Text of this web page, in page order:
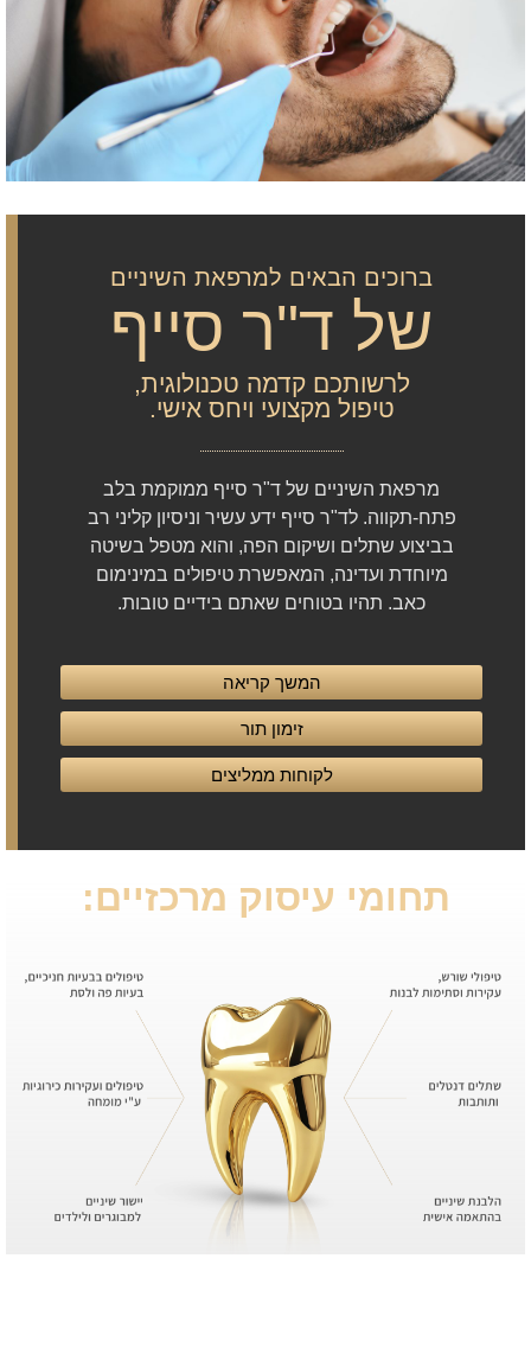
ברוכים הבאים למרפאת השיניים
של ד"ר סייף
לרשותכם קדמה טכנולוגית,
טיפול מקצועי ויחס אישי.
מרפאת השיניים של ד"ר סייף ממוקמת בלב
פתח-תקווה. לד"ר סייף ידע עשיר וניסיון קליני רב
בביצוע שתלים ושיקום הפה, והוא מטפל בשיטה
מיוחדת ועדינה, המאפשרת טיפולים במינימום
כאב. תהיו בטוחים שאתם בידיים טובות.
המשך קריאה
זימון תור
לקוחות ממליצים
תחומי עיסוק מרכזיים: